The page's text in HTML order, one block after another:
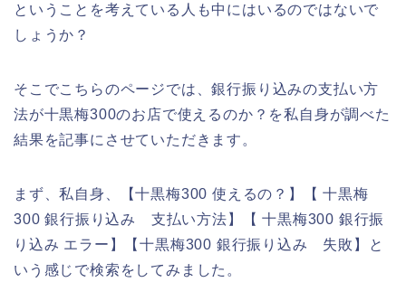
ということを考えている人も中にはいるのではないで
しょうか？
そこでこちらのページでは、銀行振り込みの支払い方
法が十黒梅300のお店で使えるのか？を私自身が調べた
結果を記事にさせていただきます。
まず、私自身、【十黒梅300 使えるの？】【 十黒梅
300 銀行振り込み 支払い方法】【 十黒梅300 銀行振
り込み エラー】【十黒梅300 銀行振り込み 失敗】と
いう感じで検索をしてみました。